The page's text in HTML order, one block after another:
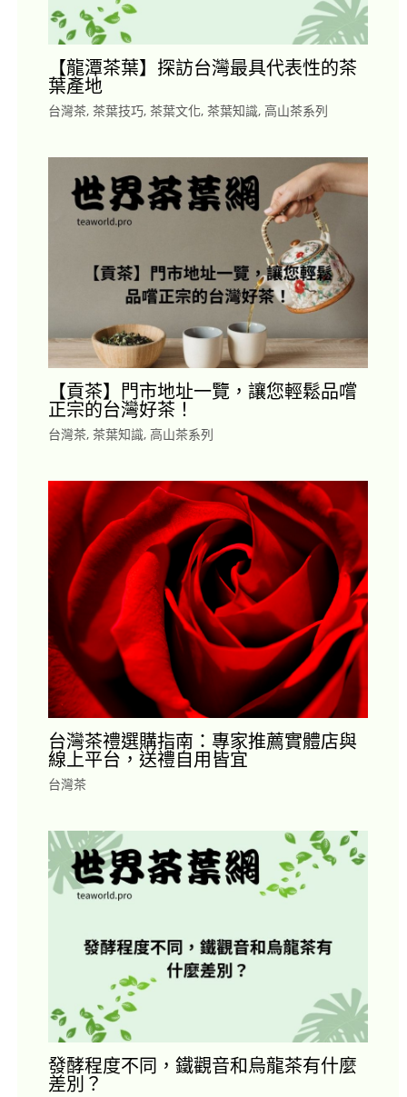
【龍潭茶葉】探訪台灣最具代表性的茶
葉產地
台灣茶, 茶葉技巧, 茶葉文化, 茶葉知識, 高山茶系列
【貢茶】門市地址一覽，讓您輕鬆品嚐
正宗的台灣好茶！
台灣茶, 茶葉知識, 高山茶系列
台灣茶禮選購指南：專家推薦實體店與
線上平台，送禮自用皆宜
台灣茶
發酵程度不同，鐵觀音和烏龍茶有什麼
差別？